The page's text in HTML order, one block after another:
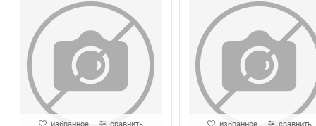
избранное сравнить избранное сравнить